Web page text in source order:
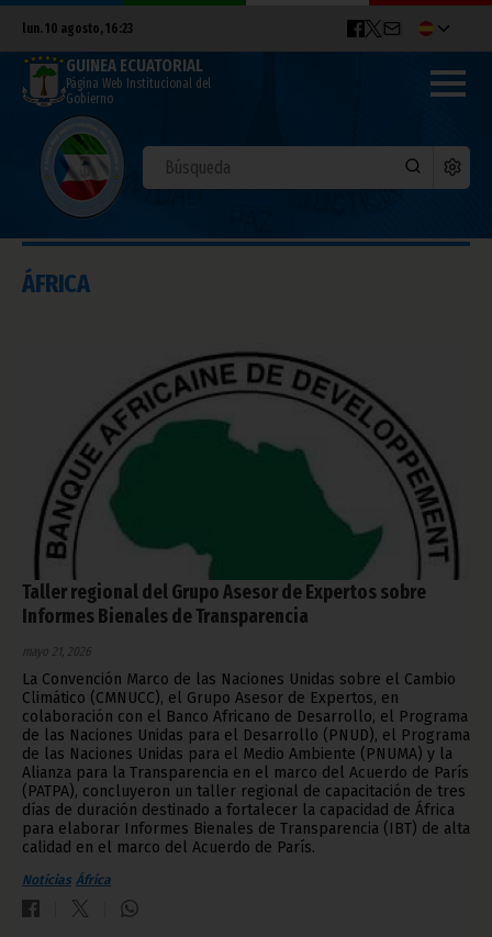
lun. 10 agosto, 16:23
GUINEA ECUATORIAL
Página Web Institucional del
Gobierno
ÁFRICA
Taller regional del Grupo Asesor de Expertos sobre
Informes Bienales de Transparencia
mayo 21, 2026
La Convención Marco de las Naciones Unidas sobre el Cambio
Climático (CMNUCC), el Grupo Asesor de Expertos, en
colaboración con el Banco Africano de Desarrollo, el Programa
de las Naciones Unidas para el Desarrollo (PNUD), el Programa
de las Naciones Unidas para el Medio Ambiente (PNUMA) y la
Alianza para la Transparencia en el marco del Acuerdo de París
(PATPA), concluyeron un taller regional de capacitación de tres
días de duración destinado a fortalecer la capacidad de África
para elaborar Informes Bienales de Transparencia (IBT) de alta
calidad en el marco del Acuerdo de París.
Noticias África